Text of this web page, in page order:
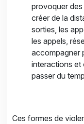
provoquer
créer de la
sorties, les
les appels,
accompagner
interactions et
passer du
Ces formes de